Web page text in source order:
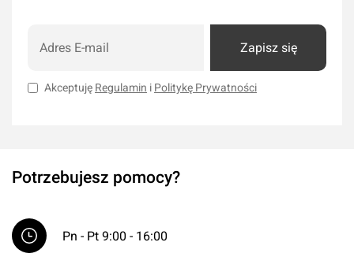
Zapisz się
Akceptuję Regulamin i Politykę Prywatności
Potrzebujesz pomocy?
Pn - Pt 9:00 - 16:00